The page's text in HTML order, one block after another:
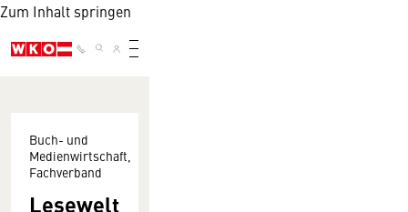
Zum Inhalt springen
Buch- und
Medienwirtschaft,
Fachverband
Lesewelt